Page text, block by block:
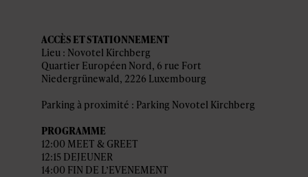
ACCÈS ET STATIONNEMENT
Lieu : Novotel Kirchberg
Quartier Européen Nord, 6 rue Fort
Niedergrünewald, 2226 Luxembourg
Parking à proximité : Parking Novotel Kirchberg
PROGRAMME
12:00 MEET & GREET
12:15 DEJEUNER
14:00 FIN DE L’EVENEMENT